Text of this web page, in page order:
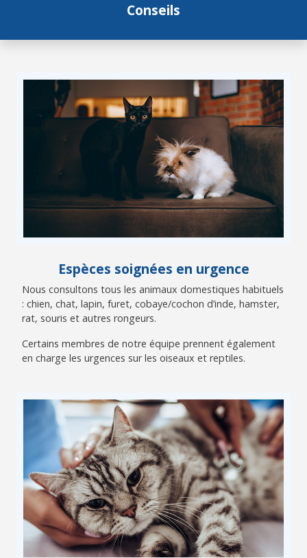
Conseils
Espèces soignées en urgence
Nous consultons tous les animaux domestiques habituels
: chien, chat, lapin, furet, cobaye/cochon d’inde, hamster,
rat, souris et autres rongeurs.
Certains membres de notre équipe prennent également
en charge les urgences sur les oiseaux et reptiles.